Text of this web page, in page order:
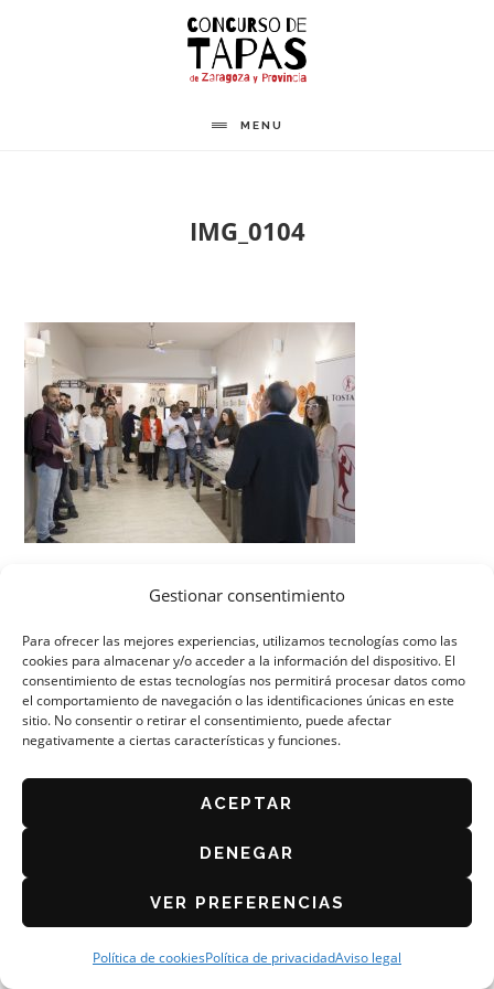
Gestionar consentimiento
Para ofrecer las mejores experiencias, utilizamos tecnologías como las
cookies para almacenar y/o acceder a la información del dispositivo. El
consentimiento de estas tecnologías nos permitirá procesar datos como
el comportamiento de navegación o las identificaciones únicas en este
sitio. No consentir o retirar el consentimiento, puede afectar
negativamente a ciertas características y funciones.
ACEPTAR
DENEGAR
VER PREFERENCIAS
Política de cookiesPolítica de privacidadAviso legal
MENU
IMG_0104
ORGANIZA: ASOCIACIÓN DE CAFÉS Y BARES DE
ZARAGOZA
AVISO LEGAL
POLÍTICA DE PRIVACIDAD
POLÍTICA DE COOKIES (UE)